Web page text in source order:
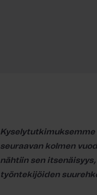
seuraavan kolmen
nähtiin sen
työntekijöiden